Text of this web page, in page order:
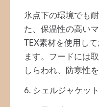
氷点下の環境でも
た、保温性の高い
TEX素材を使用し
ます。フードには
しらわれ、防寒性
6. シェルジャケット